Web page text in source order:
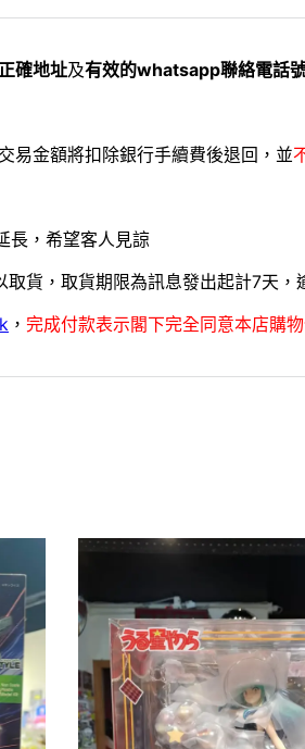
確地址及有效的whatsapp聯絡電話
易金額將扣除銀行手續費後退回，並
長，希望客人見諒
貨，取貨期限為訊息發出起計7天，
， 完成付款表示閣下完全同意本店購